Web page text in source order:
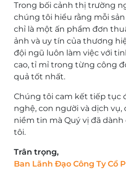
Trong bối cảnh thị trường
chúng tôi hiểu rằng mỗi
chỉ là một ấn phẩm đơn
ảnh và uy tín của thương
đội ngũ luôn làm việc với
cao, tỉ mỉ trong từng công
quả tốt nhất.
Chúng tôi cam kết tiếp tục
nghệ, con người và dịch vụ,
niềm tin mà Quý vị đã
tôi.
Trân trọng,
Ban Lãnh Đạo Công Ty Cổ